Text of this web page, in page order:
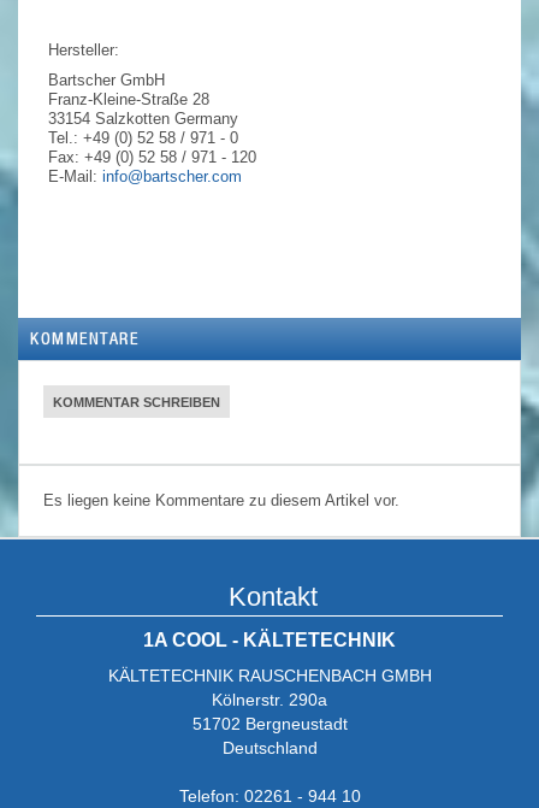
Hersteller:
Bartscher GmbH
Franz-Kleine-Straße 28
33154 Salzkotten Germany
Tel.: +49 (0) 52 58 / 971 - 0
Fax: +49 (0) 52 58 / 971 - 120
E-Mail: info@bartscher.com
KOMMENTARE
KOMMENTAR SCHREIBEN
Es liegen keine Kommentare zu diesem Artikel vor.
Kontakt
1A COOL - KÄLTETECHNIK
KÄLTETECHNIK RAUSCHENBACH GMBH
Kölnerstr. 290a
51702 Bergneustadt
Deutschland
Telefon: 02261 - 944 10